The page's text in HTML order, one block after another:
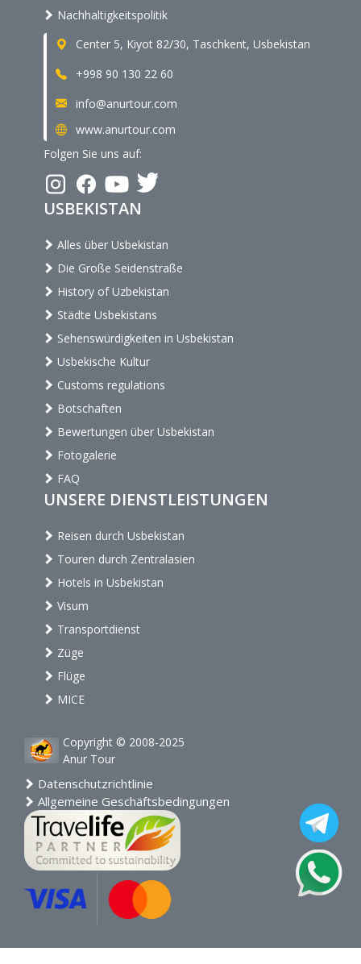
Nachhaltigkeitspolitik
Center 5, Kiyot 82/30, Taschkent, Usbekistan
+998 90 130 22 60
info@anurtour.com
www.anurtour.com
Folgen Sie uns auf:
USBEKISTAN
Alles über Usbekistan
Die Große Seidenstraße
History of Uzbekistan
Städte Usbekistans
Sehenswürdigkeiten in Usbekistan
Usbekische Kultur
Customs regulations
Botschaften
Bewertungen über Usbekistan
Fotogalerie
FAQ
UNSERE DIENSTLEISTUNGEN
Reisen durch Usbekistan
Touren durch Zentralasien
Hotels in Usbekistan
Visum
Transportdienst
Züge
Flüge
MICE
Copyright © 2008-2025
Anur Tour
Datenschutzrichtlinie
Allgemeine Geschäftsbedingungen